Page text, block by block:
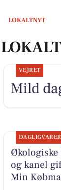
LOKALTNYT
VEJRET
Mild
DAGLIGVARER
og kanel
Min